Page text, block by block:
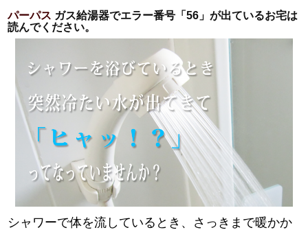
パーパス ガス給湯器でエラー番号「56」が出ているお宅は
読んでください。
シャワーで体を流しているとき、さっきまで暖かか